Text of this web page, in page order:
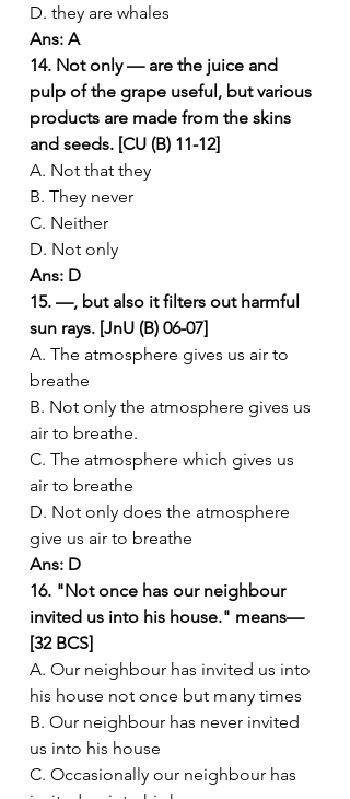
D. they are whales
Ans: A
14. Not only — are the juice and
pulp of the grape useful, but various
products are made from the skins
and seeds. [CU (B) 11-12]
A. Not that they
B. They never
C. Neither
D. Not only
Ans: D
15. —, but also it filters out harmful
sun rays. [JnU (B) 06-07]
A. The atmosphere gives us air to
breathe
B. Not only the atmosphere gives us
air to breathe.
C. The atmosphere which gives us
air to breathe
D. Not only does the atmosphere
give us air to breathe
Ans: D
16. "Not once has our neighbour
invited us into his house." means—
[32 BCS]
A. Our neighbour has invited us into
his house not once but many times
B. Our neighbour has never invited
us into his house
C. Occasionally our neighbour has